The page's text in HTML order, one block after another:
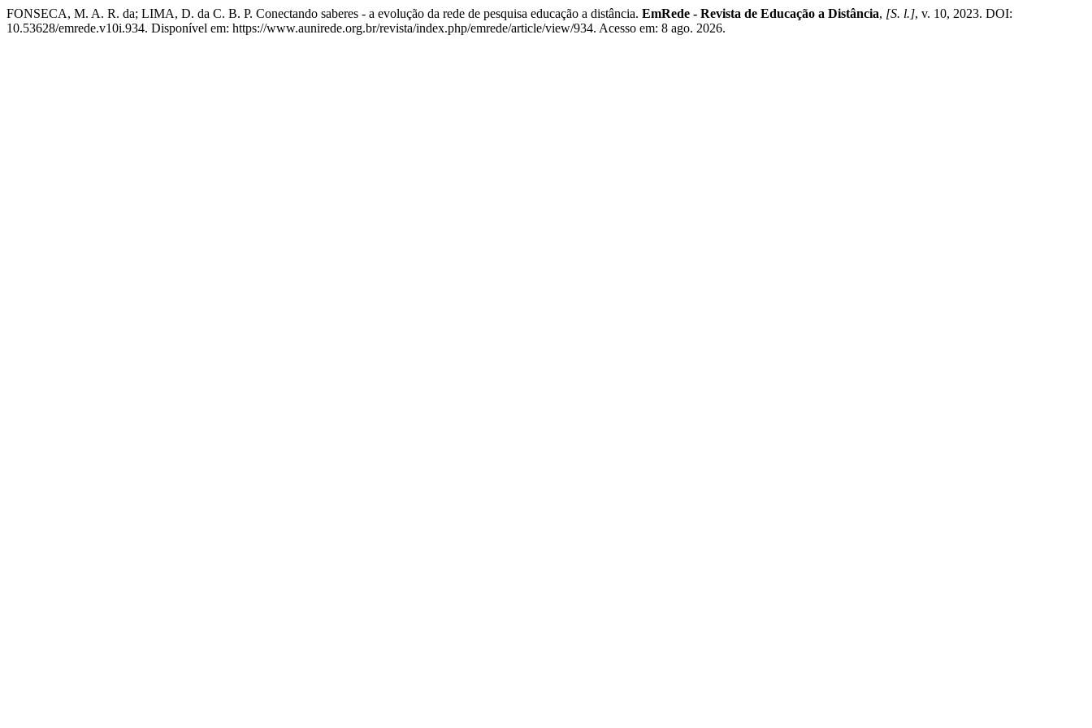
FONSECA, M. A. R. da; LIMA, D. da C. B. P. Conectando saberes - a evolução da rede de pesquisa educação a distância. EmRede - Revista de Educação a Distância, [S. l.], v. 10, 2023. DOI:
10.53628/emrede.v10i.934. Disponível em: https://www.aunirede.org.br/revista/index.php/emrede/article/view/934. Acesso em: 8 ago. 2026.